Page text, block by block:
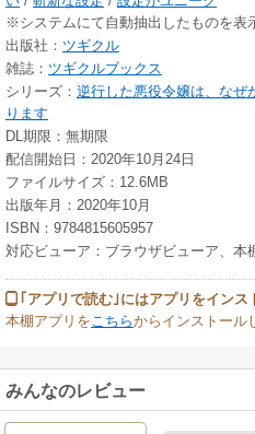
※システムにて自動抽出したものを表
出版社： ツギクル
雑誌： ツギクルブックス
シリーズ： 逆行した悪役令嬢は、なぜ
ります
DL期限：無期限
配信開始日：2020年10月24日
ファイルサイズ：12.6MB
出版年月：2020年10月
ISBN：9784815605957
対応ビューア：ブラウザビューア、本
｢アプリで読む｣にはアプリをインス
本棚アプリをこちらからインストール
みんなのレビュー